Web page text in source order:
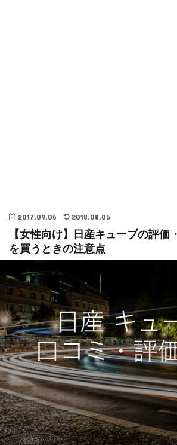
2017.09.06 2018.08.05
【女性向け】日産キューブの評価
を買うときの注意点